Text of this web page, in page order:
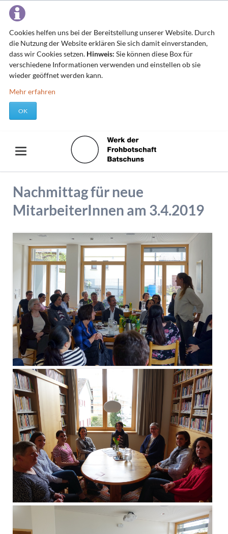
Cookies helfen uns bei der Bereitstellung unserer Website. Durch
die Nutzung der Website erklären Sie sich damit einverstanden,
dass wir Cookies setzen. Hinweis: Sie können diese Box für
verschiedene Informationen verwenden und einstellen ob sie
wieder geöffnet werden kann.
Mehr erfahren
OK
Nachmittag für neue
MitarbeiterInnen am 3.4.2019